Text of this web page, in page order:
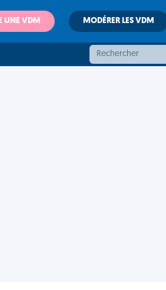
UNE VDM MODÉRER LES VDM